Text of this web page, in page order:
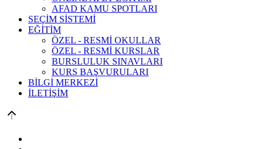
AFAD KAMU SPOTLARI
SEÇİM SİSTEMİ
EĞİTİM
ÖZEL - RESMİ OKULLAR
ÖZEL - RESMİ KURSLAR
BURSLULUK SINAVLARI
KURS BAŞVURULARI
BİLGİ MERKEZİ
İLETİŞİM